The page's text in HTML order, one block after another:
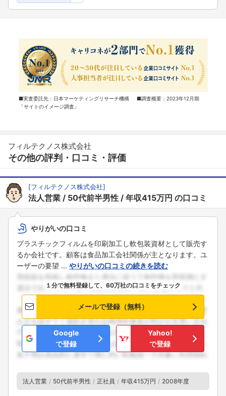
■実査委託先：日本マーケティングリサーチ機構 ■調査概要：2023年12月期
「サイトのイメージ調査」
フィルテクノス株式会社
その他の評判・口コミ・評価
[フィルテクノス株式会社]
法人営業 50代前半男性 年収415万円 の口コミ
やりがいの口コミ
プラスチックフィルムを印刷加工し軟包装資材として販売す
るか会社です。顧客は食品加工会社関係が主となります。ユ
ーザーの要望 ... やりがいの口コミの続きを読む
１分で無料登録して、60万社の口コミをチェック
メールで登録（無料）
Google
で登録
Yahoo!
で登録
法人営業 50代前半男性 正社員 年収415万円 2008年度